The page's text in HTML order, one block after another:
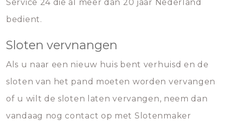
Service 24 die al meer dan 20 jaar Nederland
bedient.
Sloten vervnangen
Als u naar een nieuw huis bent verhuisd en de
sloten van het pand moeten worden vervangen
of u wilt de sloten laten vervangen, neem dan
vandaag nog contact op met Slotenmaker